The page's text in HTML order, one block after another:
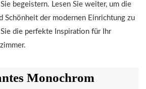
begeistern. Lesen Sie weiter, um die
Schönheit der modernen Einrichtung zu
die perfekte Inspiration für Ihr
Monochrom